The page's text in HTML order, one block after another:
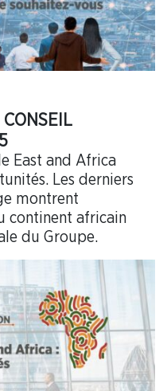
East and Africa
Les derniers
montrent
continent africain
du Groupe.